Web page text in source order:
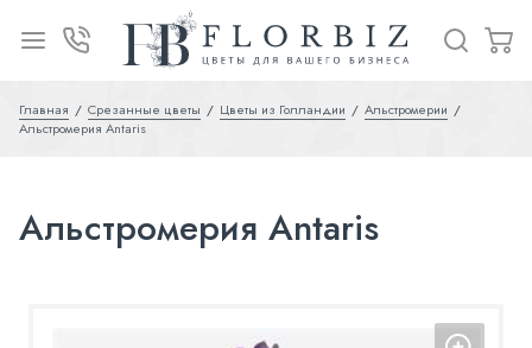
Главная Срезанные цветы Цветы из Голландии
Альстромерии
Альстромерия Antaris
Альстромерия Antaris